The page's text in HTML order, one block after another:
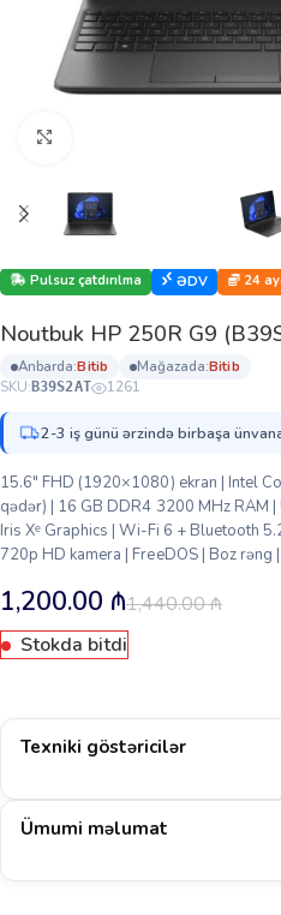
Pulsuz çatdırılma ƏDV 24
Noutbuk HP 250R G9
anbarda: bi̇ti̇b mağazada: bi̇ti̇b
SKU: B39S2AT 1261
2-3 iş günü ərzində birbaşa
15.6″ FHD (1920×1080) ekran | Intel
qədər) | 16 GB DDR4 3200 MHz RAM
Iris Xᵉ Graphics | Wi-Fi 6 + Bluetooth
720p HD kamera | FreeDOS | Boz rəng
1,440.00₼
1,200.00 ₼
Stokda bitdi
Texniki göstəricilər
Ümumi məlumat